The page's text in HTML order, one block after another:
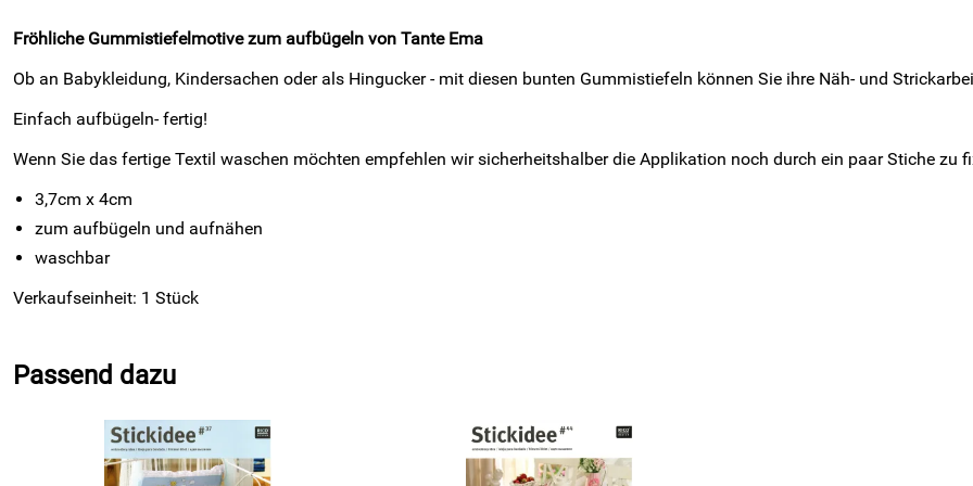
Fröhliche Gummistiefelmotive zum aufbügeln von Tante Ema
Ob an Babykleidung, Kindersachen oder als Hingucker - mit diesen bunten Gummistiefeln können Sie ihre Näh- und
Einfach aufbügeln- fertig!
Wenn Sie das fertige Textil waschen möchten empfehlen wir sicherheitshalber die Applikation noch durch ein paar Stiche zu
3,7cm x 4cm
zum aufbügeln und aufnähen
waschbar
Verkaufseinheit: 1 Stück
Passend dazu